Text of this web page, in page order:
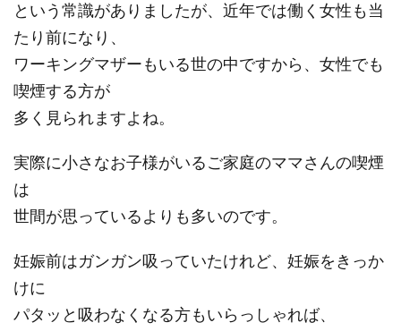
という常識がありましたが、近年では働く女性も当
たり前になり、
ワーキングマザーもいる世の中ですから、女性でも
喫煙する方が
多く見られますよね。
実際に小さなお子様がいるご家庭のママさんの喫煙
は
世間が思っているよりも多いのです。
妊娠前はガンガン吸っていたけれど、妊娠をきっか
けに
パタッと吸わなくなる方もいらっしゃれば、